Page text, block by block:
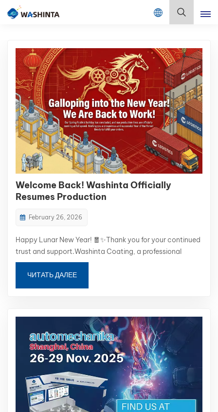
Mix Color Online
English
Français
Deutsch
Русский
Español
Português
بالعربية
Welcome Back! Washinta Officially
Resumes Production
February 26, 2026
Happy Lunar New Year! 🧧✨Thank you for your continued
trust and support.Washinta Coating, a professional
automotive refinish paint manufacturer from China, has
officially resumed full operations after the Spring Festival
holiday. Our factory is now running at full capacity, and
ЧИТАТЬ ДАЛЕЕ